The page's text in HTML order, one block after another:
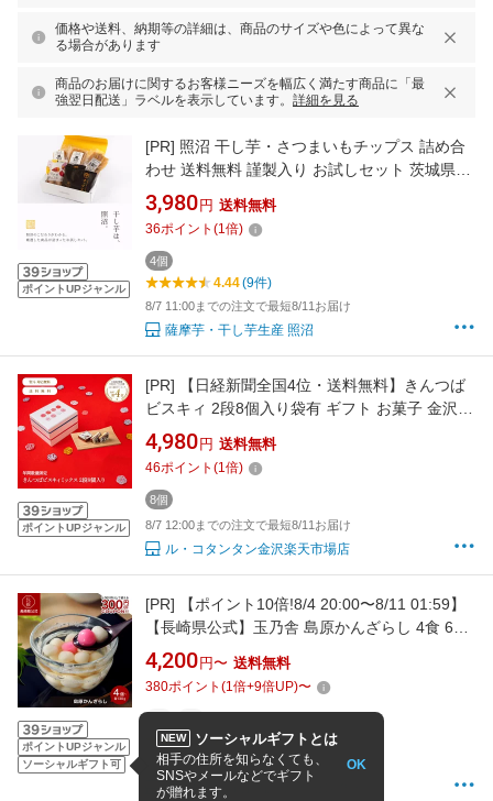
価格や送料、納期等の詳細は、商品のサイズや色によって異な
る場合があります
商品のお届けに関するお客様ニーズを幅広く満たす商品に「最
強翌日配送」ラベルを表示しています。 詳細を見る
ポイントUPジャンル
[PR] 照沼 干し芋・さつまいもチップス 詰め合
わせ 送料無料 謹製入り お試しセット 茨城県産
紅はるか 無添加 お中元 夏ギフト 暑中見舞い 帰
省土産 プレゼント 贈答用 自宅用 健康おやつ 食
物繊維 腸活 照沼Quality
3,980 円 送料無料
36ポイント (1倍)
4個
4.44(9件)
8/7 11:00までの注文で最短8/11お届け
薩摩芋・干し芋生産 照沼
ポイントUPジャンル
[PR]
【日経新聞全国4位・送料無料】きんつば
ビスキィ 2段8個入り袋有 ギフト お菓子 金沢
ご挨拶 お取り寄せ スイーツ 内祝い 引き出物 お
中元 お歳暮 手土産 プレゼント 法人ギフト 個包
装 職人手作り 縁起物 水引 おしゃれ 高級 詰め
合わせ 贈り物 お祝い 結婚祝い 出産内祝い
4,980 円 送料無料
46ポイント (1倍)
8個
8/7 12:00までの注文で最短8/11お届け
ル・コタンタン金沢楽天市場店
ポイントUPジャンル
ソーシャルギフト可
[PR]
【ポイント10倍!8/4 20:00〜8/11 01:59】
【長崎県公式】玉乃舎 島原かんざらし 4食 6食
（1食当り団子60g蜜70g） | お祝い返し お返し
退職祝い ギフト お菓子 スイーツ お取り寄せグ
ルメ 九州 ご当地グルメ 食品
4,200 円〜 送料無料
380ポイント (1倍+9倍UP)〜
2 (1件)
8/7 9:00までの注文で最短8/23お届け
【長崎県公式】ながおしセレクト
NEW ソーシャルギフトとは
相手の住所を知らなくても、
SNSやメールなどでギフト
が贈れます。
OK